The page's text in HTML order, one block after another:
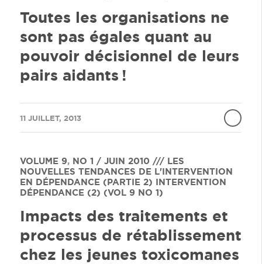
Toutes les organisations ne
sont pas égales quant au
pouvoir décisionnel de leurs
pairs aidants !
11 JUILLET, 2013
VOLUME 9, NO 1 / JUIN 2010 /// LES
NOUVELLES TENDANCES DE L'INTERVENTION
EN DÉPENDANCE (PARTIE 2) INTERVENTION
DÉPENDANCE (2) (VOL 9 NO 1)
Impacts des traitements et
processus de rétablissement
chez les jeunes toxicomanes